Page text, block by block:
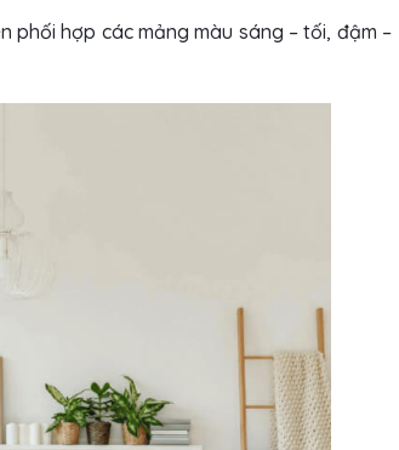
phối hợp các mảng màu sáng – tối, đậm –